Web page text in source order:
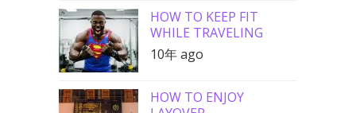
HOW TO KEEP FIT
WHILE TRAVELING
10年 ago
HOW TO ENJOY